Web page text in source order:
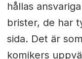
hållas
brister, de har
sida. Det är
komikers